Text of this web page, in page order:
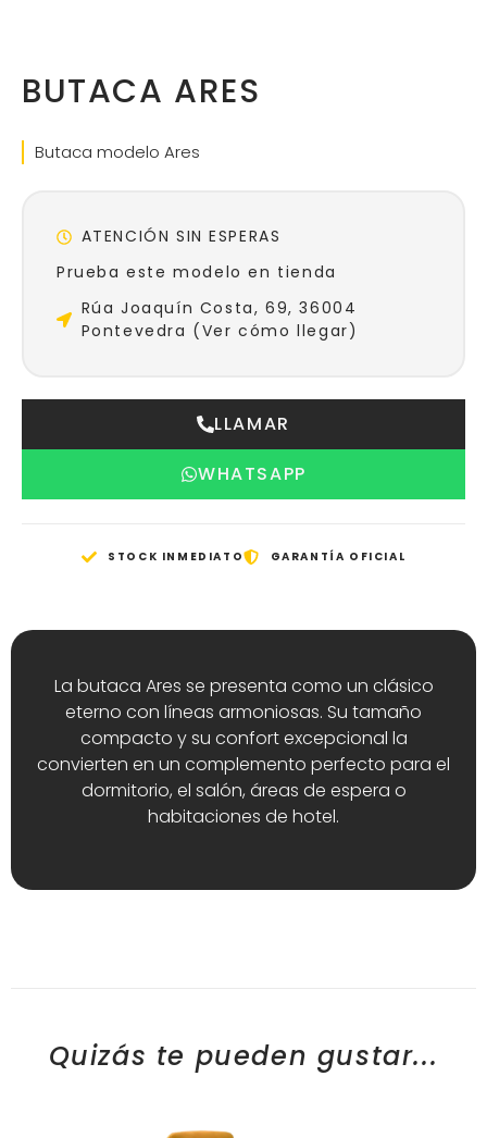
BUTACA ARES
Butaca modelo Ares
ATENCIÓN SIN ESPERAS
Prueba este modelo en tienda
Rúa Joaquín Costa, 69, 36004
Pontevedra (Ver cómo llegar)
LLAMAR
WHATSAPP
STOCK INMEDIATO GARANTÍA OFICIAL
La butaca Ares se presenta como un clásico
eterno con líneas armoniosas. Su tamaño
compacto y su confort excepcional la
convierten en un complemento perfecto para el
dormitorio, el salón, áreas de espera o
habitaciones de hotel.
Quizás te pueden gustar...